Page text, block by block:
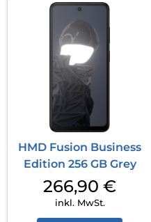
HMD Fusion Business
Edition 256 GB Grey
266,90 €
inkl. MwSt.